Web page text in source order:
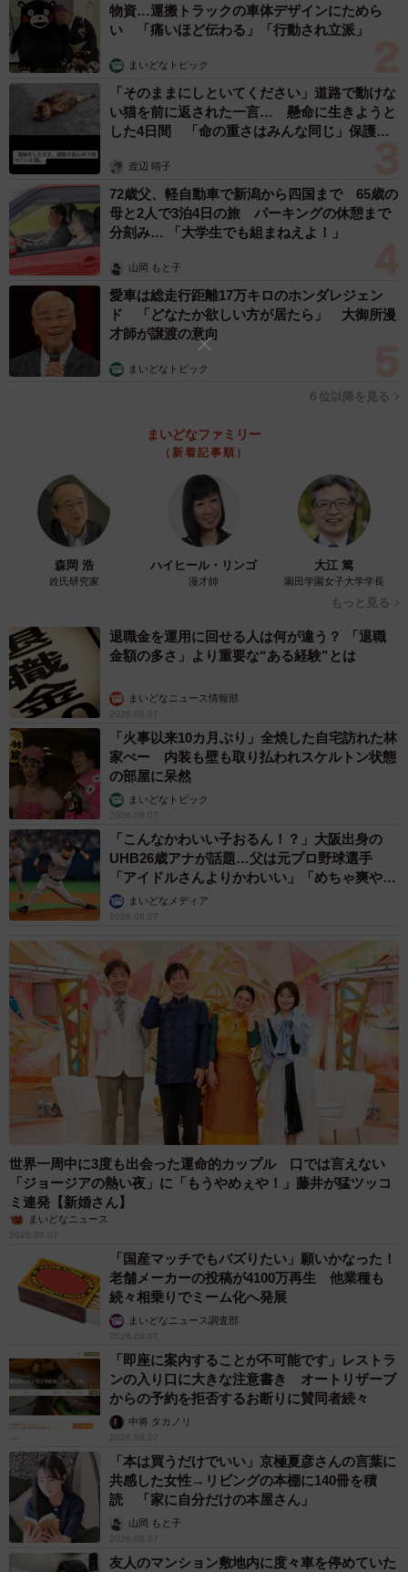
物資…運搬トラックの車体デザインにためら
い 「痛いほど伝わる」「行動され立派」
まいどなトピック
「そのままにしといてください」道路で動けな
い猫を前に返された一言… 懸命に生きようと
した4日間 「命の重さはみんな同じ」保護団
渡辺 晴子
72歳父、軽自動車で新潟から四国まで 65歳の
母と2人で3泊4日の旅 パーキングの休憩まで
分刻み… 「大学生でも組まねえよ！」
山岡 もと子
愛車は総走行距離17万キロのホンダレジェン
ド 「どなたか欲しい方が居たら」 大御所漫
才師が譲渡の意向
まいどなトピック
６位以降を見る
まいどなファミリー
（新着記事順）
森岡 浩
姓氏研究家
ハイヒール・リンゴ
漫才師
大江 篤
園田学園女子大学学長
もっと見る
退職金を運用に回せる人は何が違う？ 「退職
金額の多さ」より重要な“ある経験”とは
まいどなニュース情報部
2026.08.07
「火事以来10カ月ぶり」全焼した自宅訪れた林
家ぺー 内装も壁も取り払われスケルトン状態
の部屋に呆然
まいどなトピック
2026.08.07
「こんなかわいい子おるん！？」大阪出身の
UHB26歳アナが話題…父は元プロ野球選手
「アイドルさんよりかわいい」「めちゃ爽や
か」まいどなメディア
2026.08.07
世界一周中に3度も出会った運命的カップル 口では言えない
「ジョージアの熱い夜」に「もうやめぇや！」藤井が猛ツッコ
ミ連発【新婚さん】
まいどなニュース
2026.08.07
「国産マッチでもバズりたい」願いかなった！
老舗メーカーの投稿が4100万再生 他業種も
続々相乗りでミーム化へ発展
まいどなニュース調査部
2026.08.07
「即座に案内することが不可能です」レストラ
ンの入り口に大きな注意書き オートリザーブ
からの予約を拒否するお断りに賛同者続々
中将 タカノリ
2026.08.07
「本は買うだけでいい」京極夏彦さんの言葉に
共感した女性→リビングの本棚に140冊を積
読 「家に自分だけの本屋さん」
山岡 もと子
2026.08.07
友人のマンション敷地内に度々車を停めていた